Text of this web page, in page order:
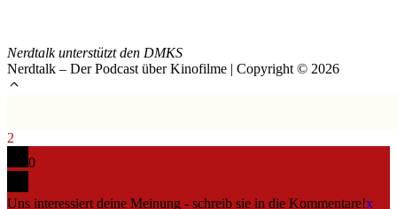
Nerdtalk unterstützt den DMKS
Nerdtalk – Der Podcast über Kinofilme | Copyright © 2026
2
0
Uns interessiert deine Meinung - schreib sie in die Kommentare!x